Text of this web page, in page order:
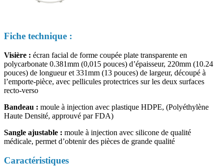
Fiche technique :
Visière : écran facial de forme coupée plate transparente en
polycarbonate 0.381mm (0,015 pouces) d’épaisseur, 220mm (10.24
pouces) de longueur et 331mm (13 pouces) de largeur, découpé à
l’emporte-pièce, avec pellicules protectrices sur les deux surfaces
recto-verso
Bandeau : moule à injection avec plastique HDPE, (Polyéthylène
Haute Densité, approuvé par FDA)
Sangle ajustable : moule à injection avec silicone de qualité
médicale, permet d’obtenir des pièces de grande qualité
Caractéristiques